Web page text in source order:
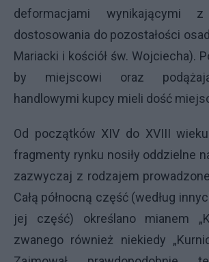
deformacjami wynikającymi z
dostosowania do pozostałości
Mariacki i kościół św. Wojciecha).
by miejscowi oraz
handlowymi kupcy mieli dość
Od początków XIV do XVIII
fragmenty rynku nosiły oddzielne
zazwyczaj z rodzajem
Całą północną część (według
jej część) określano mianem
zwanego również niekiedy